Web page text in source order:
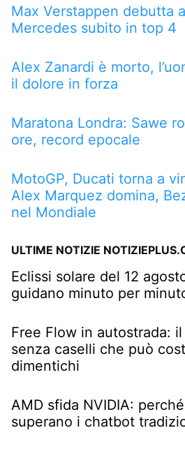
Max Verstappen debutta
Mercedes subito in top 4
Alex Zanardi è morto,
il dolore in forza
Maratona Londra: Sawe
ore, record epocale
MotoGP, Ducati torna a
Alex Marquez domina,
nel Mondiale
ULTIME NOTIZIE
Eclissi solare del 12
guidano minuto per
Free Flow in autostrada:
senza caselli che può
dimentichi
AMD sfida NVIDIA:
superano i chatbot